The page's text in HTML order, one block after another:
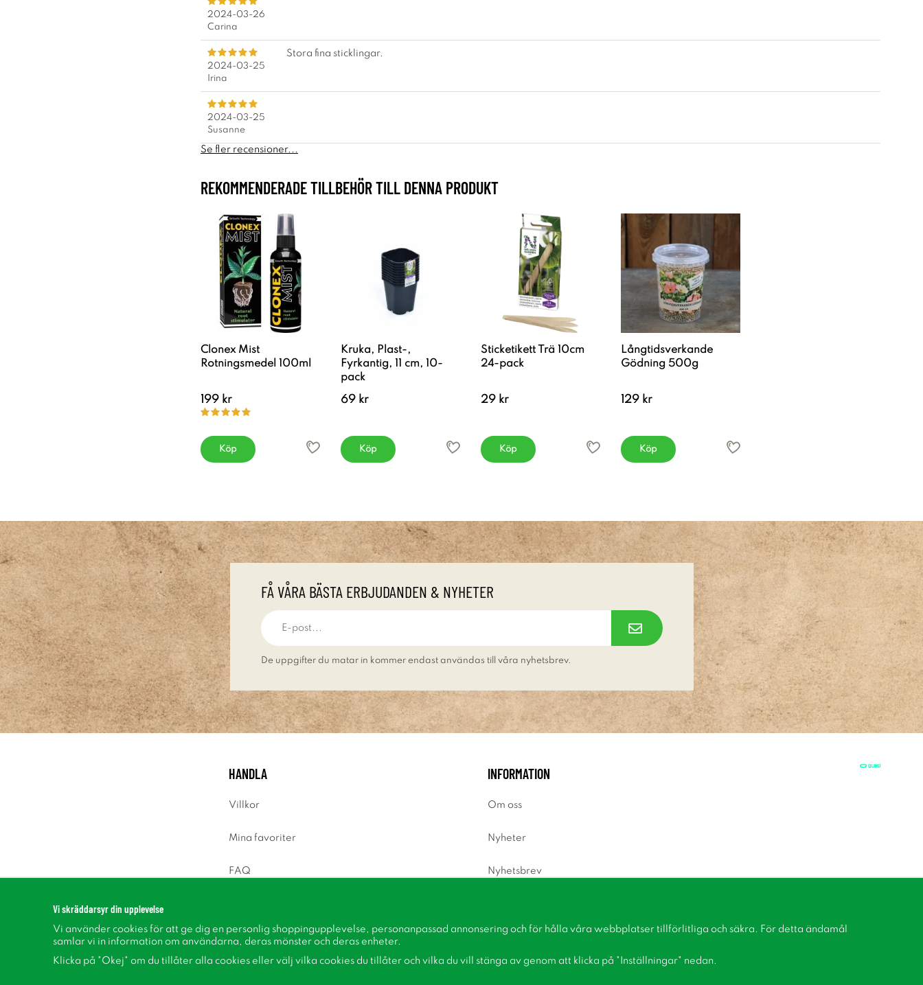
2024-03-26
Carina
2024-03-25
Irina
Stora fina sticklingar.
2024-03-25
Susanne
Se fler recensioner...
REKOMMENDERADE TILLBEHÖR TILL DENNA PRODUKT
Clonex Mist
Rotningsmedel 100ml
199 kr
Köp
Kruka, Plast-,
Fyrkantig, 11 cm, 10-
pack
69 kr
Köp
Sticketikett Trä 10cm
24-pack
29 kr
Köp
Långtidsverkande
Gödning 500g
129 kr
Köp
FÅ VÅRA BÄSTA ERBJUDANDEN & NYHETER
De uppgifter du matar in kommer endast användas till våra nyhetsbrev.
HANDLA
Villkor
Mina favoriter
FAQ
INFORMATION
Om oss
Nyheter
Nyhetsbrev
Inspiration
Vi skräddarsyr din upplevelse
Vi använder cookies för att ge dig en personlig shoppingupplevelse, personanpassad annonsering och för hålla våra webbplatser tillförlitliga och säkra. För detta ändamål
samlar vi in information om användarna, deras mönster och deras enheter.
Klicka på "Okej" om du tillåter alla cookies eller välj vilka cookies du tillåter och vilka du vill stänga av genom att klicka på "Inställningar" nedan.